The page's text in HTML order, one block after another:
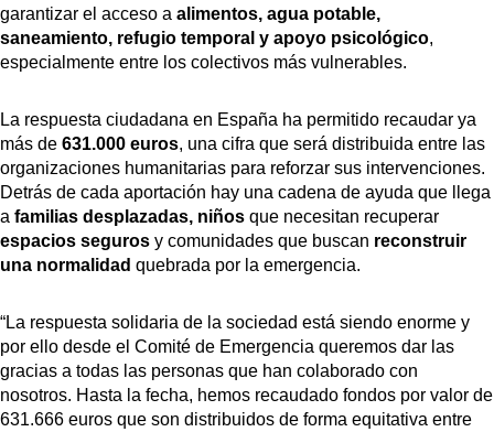
garantizar el acceso a alimentos, agua potable,
saneamiento, refugio temporal y apoyo psicológico,
especialmente entre los colectivos más vulnerables.
La respuesta ciudadana en España ha permitido recaudar ya
más de 631.000 euros, una cifra que será distribuida entre las
organizaciones humanitarias para reforzar sus intervenciones.
Detrás de cada aportación hay una cadena de ayuda que llega
a familias desplazadas, niños que necesitan recuperar
espacios seguros y comunidades que buscan reconstruir
una normalidad quebrada por la emergencia.
“La respuesta solidaria de la sociedad está siendo enorme y
por ello desde el Comité de Emergencia queremos dar las
gracias a todas las personas que han colaborado con
nosotros. Hasta la fecha, hemos recaudado fondos por valor de
631.666 euros que son distribuidos de forma equitativa entre